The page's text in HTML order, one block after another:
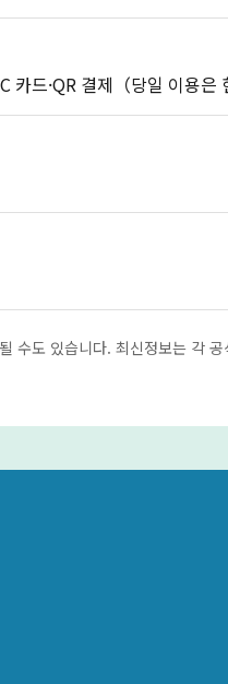
카드·QR 결제（당일 이용은
수도 있습니다. 최신정보는 각 공